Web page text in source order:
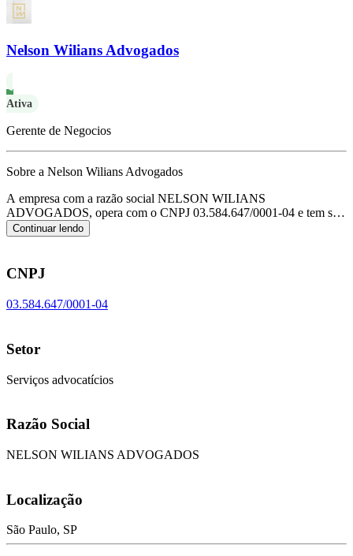
Nelson Wilians Advogados
Ativa
Gerente de Negocios
Sobre a Nelson Wilians Advogados
A empresa com a razão social NELSON WILIANS
ADVOGADOS, opera com o CNPJ 03.584.647/0001-04 e tem sua
sede localizada em Sao Paulo/SP.
serviços advocatícios, de acordo com o código CNAE M-6911-
Continuar lendo
CNPJ
03.584.647/0001-04
Setor
Serviços advocatícios
Razão Social
NELSON WILIANS ADVOGADOS
Localização
São Paulo, SP